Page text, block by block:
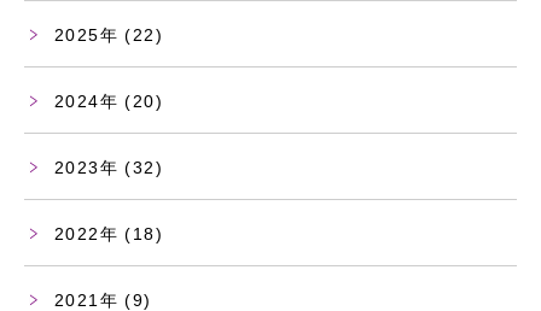
2025 (22)
2024 (20)
2023 (32)
2022 (18)
2021 (9)